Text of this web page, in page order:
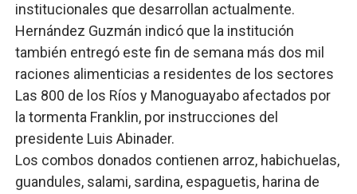
institucionales que desarrollan actualmente.
Hernández Guzmán indicó que la institución
también entregó este fin de semana más dos mil
raciones alimenticias a residentes de los sectores
Las 800 de los Ríos y Manoguayabo afectados por
la tormenta Franklin, por instrucciones del
presidente Luis Abinader.
Los combos donados contienen arroz, habichuelas,
guandules, salami, sardina, espaguetis, harina de